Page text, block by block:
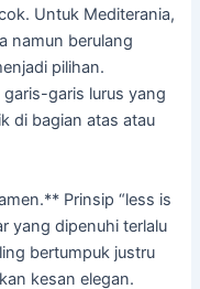
Untuk Mediterania,
namun berulang
pilihan.
garis lurus yang
di bagian atas atau
Prinsip “less is
yang dipenuhi terlalu
bertumpuk justru
kesan elegan.